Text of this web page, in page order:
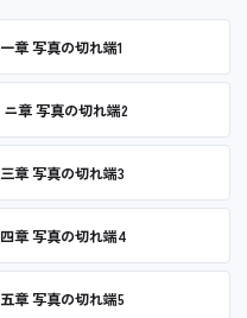
一章 写真の切れ端1
ニ章 写真の切れ端2
三章 写真の切れ端3
四章 写真の切れ端4
五章 写真の切れ端5